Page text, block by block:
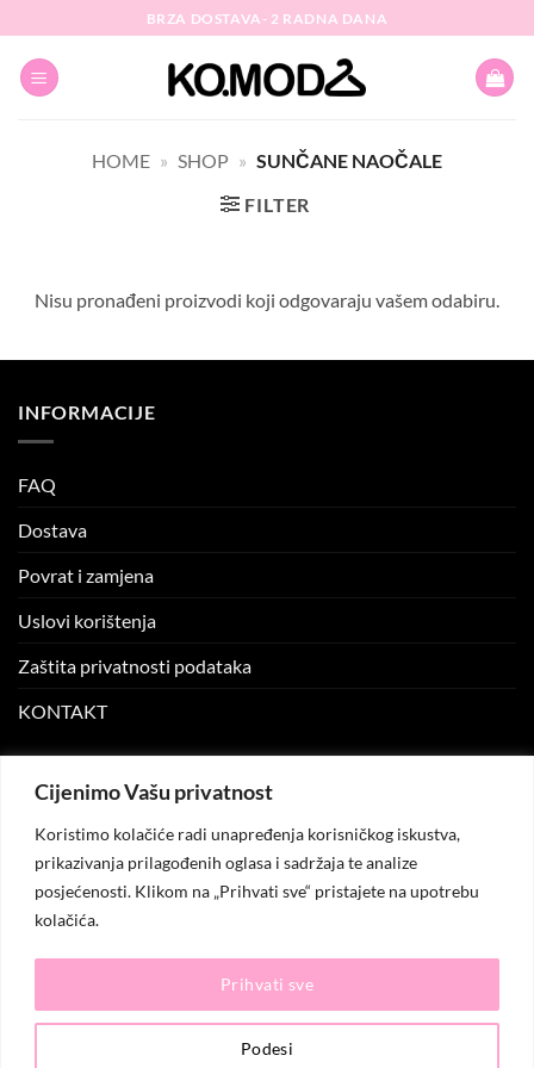
Cijenimo Vašu privatnost
Koristimo kolačiće radi unapređenja korisničkog iskustva,
prikazivanja prilagođenih oglasa i sadržaja te analize
posjećenosti. Klikom na „Prihvati sve“ pristajete na upotrebu
kolačića.
Podesi
Prihvati sve
to
content
BRZA DOSTAVA- 2 RADNA DANA
HOME » SHOP » SUNČANE NAOČALE
FILTER
Nisu pronađeni proizvodi koji odgovaraju vašem odabiru.
INFORMACIJE
FAQ
Dostava
Povrat i zamjena
Uslovi korištenja
Zaštita privatnosti podataka
KONTAKT
Moj nalog
Moje narudžbe
© 2026KO.MODA. Sva prava zadržana.